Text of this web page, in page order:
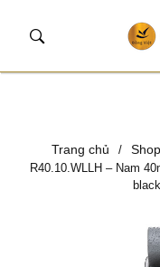
Trang chủ / Shop
R40.10.WLLH – Nam